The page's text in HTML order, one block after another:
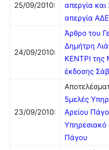
25/09/2010:
απεργία
απεργία
24/09/2010:
Άρθρο του
Δημήτρη
ΚΕΝΤΡΙ της
έκδοσης
23/09/2010:
5μελές
Αρείου
Υπηρεσιακό
Πάγου